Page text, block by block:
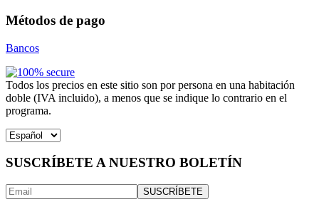
Métodos de pago
Bancos
Todos los precios en este sitio son por persona en una habitación
doble (IVA incluido), a menos que se indique lo contrario en el
programa.
Elegir
idioma
SUSCRÍBETE A NUESTRO BOLETÍN